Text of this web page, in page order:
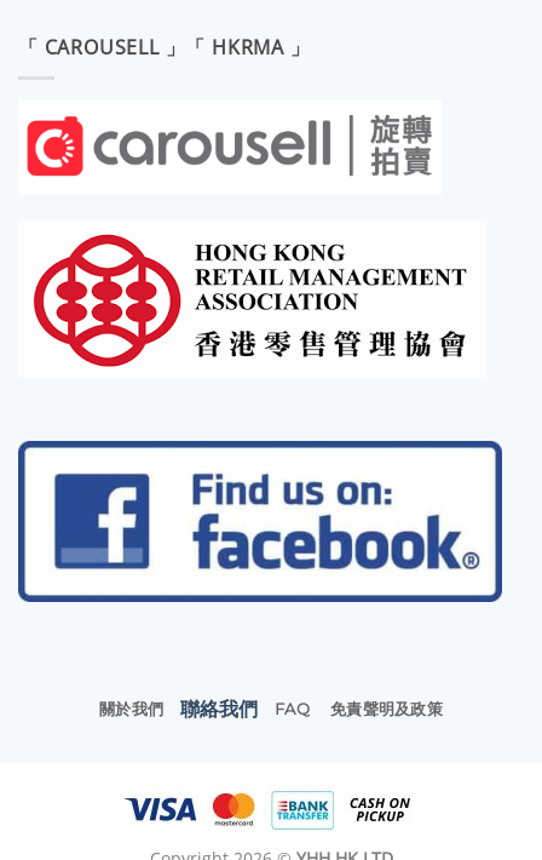
「 CAROUSELL 」「 HKRMA 」
關於我們 聯絡我們 FAQ 免責聲明及政策